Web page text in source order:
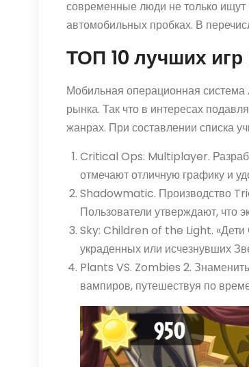
современные люди не только ищут
автомобильных пробках. В
ТОП 10 лучших
Мобильная операционная
рынка. Так что в интересах
жанрах. При составлении списка
Critical Ops: Multiplayer.
отмечают отличную графику и
Shadowmatic. Производство
Пользователи утверждают, что
Sky: Children of the Light. «Дети
украденных или исчезнувших
Plants VS. Zombies 2.
вампиров, путешествуя по